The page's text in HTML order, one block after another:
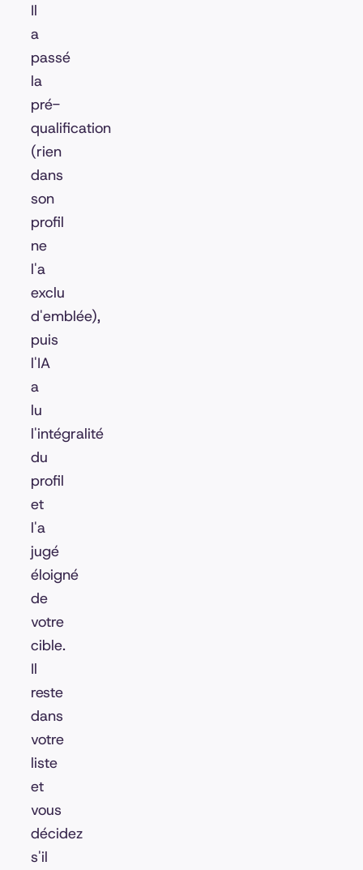
Il
a
passé
la
pré-
qualification
(rien
dans
son
profil
ne
l'a
exclu
d'emblée),
puis
l'IA
a
lu
l'intégralité
du
profil
et
l'a
jugé
éloigné
de
votre
cible.
Il
reste
dans
votre
liste
et
vous
décidez
s'il